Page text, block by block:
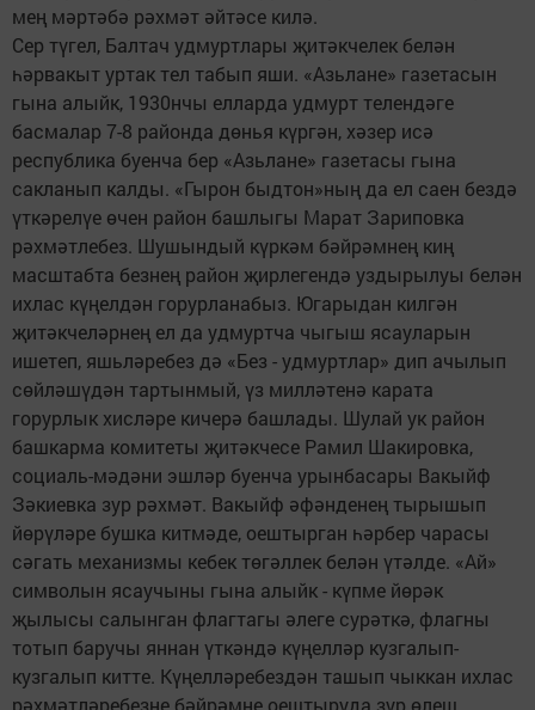
мең мәртәбә рәхмәт әйтәсе килә.
Сер түгел, Балтач удмуртлары җитәкчелек белән
һәрвакыт уртак тел табып яши. «Азьлане» газетасын
гына алыйк, 1930нчы елларда удмурт телендәге
басмалар 7-8 районда дөнья күргән, хәзер исә
республика буенча бер «Азьлане» газетасы гына
сакланып калды. «Гырон быдтон»ның да ел саен бездә
үткәрелүе өчен район башлыгы Марат Зариповка
рәхмәтлебез. Шушындый күркәм бәйрәмнең киң
масштабта безнең район җирлегендә уздырылуы белән
ихлас күңелдән горурланабыз. Югарыдан килгән
җитәкчеләрнең ел да удмуртча чыгыш ясауларын
ишетеп, яшьләребез дә «Без - удмуртлар» дип ачылып
сөйләшүдән тартынмый, үз милләтенә карата
горурлык хисләре кичерә башлады. Шулай ук район
башкарма комитеты җитәкчесе Рамил Шакировка,
социаль-мәдәни эшләр буенча урынбасары Вакыйф
Зәкиевка зур рәхмәт. Вакыйф әфәнденең тырышып
йөрүләре бушка китмәде, оештырган һәрбер чарасы
сәгать механизмы кебек төгәллек белән үтәлде. «Ай»
символын ясаучыны гына алыйк - күпме йөрәк
җылысы салынган флагтагы әлеге сурәткә, флагны
тотып баручы яннан үткәндә күңелләр кузгалып-
кузгалып китте. Күңелләребездән ташып чыккан ихлас